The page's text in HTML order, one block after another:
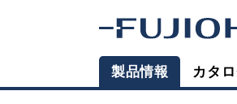
製品情報 カタ